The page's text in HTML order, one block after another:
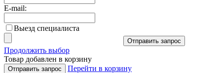
E-mail:
Выезд специалиста
Отправить запрос
Продолжить выбор
Товар добавлен в корзину
Отправить запрос
Перейти в корзину